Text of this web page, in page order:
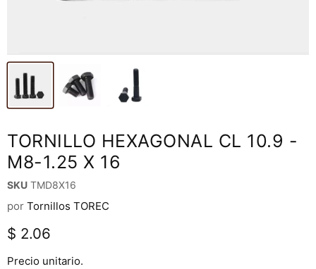
TORNILLO HEXAGONAL CL 10.9 -
M8-1.25 X 16
SKU TMD8X16
por Tornillos TOREC
Precio actual
$ 2.06
Precio unitario.